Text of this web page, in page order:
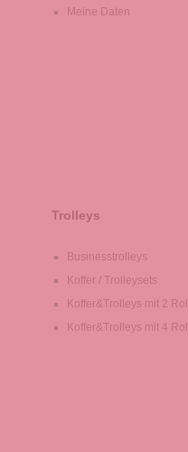
Meine Daten
Trolleys
Businesstrolleys
Koffer / Trolleysets
Koffer&Trolleys mit 2
Koffer&Trolleys mit 4